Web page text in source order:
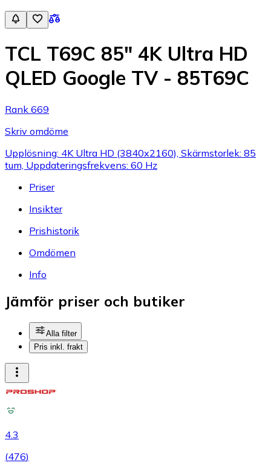
TCL T69C 85" 4K Ultra HD
QLED Google TV - 85T69C
Rank 669
Skriv omdöme
Upplösning: 4K Ultra HD (3840x2160), Skärmstorlek: 85
tum, Uppdateringsfrekvens: 60 Hz
Priser
Insikter
Prishistorik
Omdömen
Info
Jämför priser och butiker
Alla filter
Pris inkl. frakt
4.3
(476)